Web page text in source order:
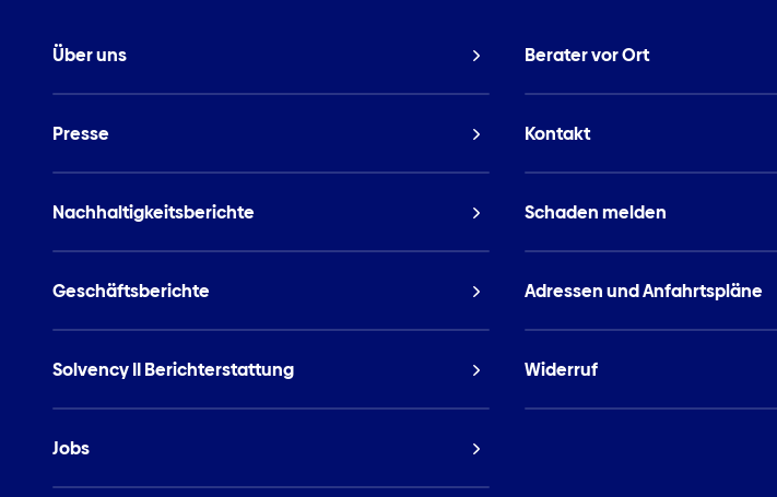
Über uns
Presse
Nachhaltigkeitsberichte
Geschäftsberichte
Solvency II Berichterstattung
Jobs
Berater vor Ort
Kontakt
Schaden melden
Adressen und Anfahrtspläne
Widerruf